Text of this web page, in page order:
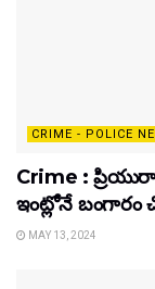
CRIME - POLICE
Crime :
ఇంట్లోనే బంగారం
MAY 13, 2024